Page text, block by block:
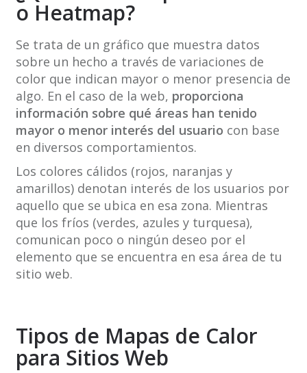
o Heatmap?
Se trata de un gráfico que muestra datos
sobre un hecho a través de variaciones de
color que indican mayor o menor presencia de
algo. En el caso de la web, proporciona
información sobre qué áreas han tenido
mayor o menor interés del usuario con base
en diversos comportamientos.
Los colores cálidos (rojos, naranjas y
amarillos) denotan interés de los usuarios por
aquello que se ubica en esa zona. Mientras
que los fríos (verdes, azules y turquesa),
comunican poco o ningún deseo por el
elemento que se encuentra en esa área de tu
sitio web.
Tipos de Mapas de Calor
para Sitios Web